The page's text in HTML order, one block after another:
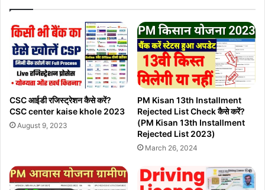
CSC आईडी रजिस्ट्रेशन कैसे करें?
CSC center kaise khole 2023
August 9, 2023
PM Kisan 13th Installment
Rejected List Check कैसे करें?
(PM Kisan 13th Installment
Rejected List 2023)
March 26, 2024